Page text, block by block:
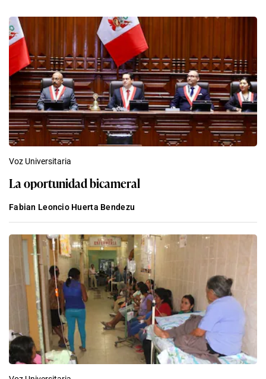
Voz Universitaria
La oportunidad bicameral
Fabian Leoncio Huerta Bendezu